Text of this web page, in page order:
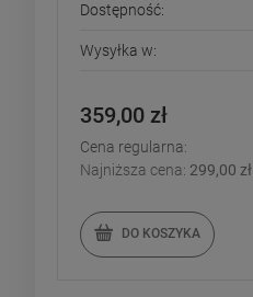
Dostępność:
Wysyłka w:
359,00 zł
Cena regularna:
Najniższa cena: 299,00 zł
DO KOSZYKA